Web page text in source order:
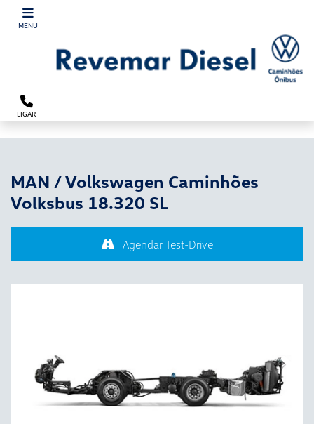
MENU
LIGAR
MAN / Volkswagen Caminhões
Volksbus 18.320 SL
Agendar Test-Drive
Anterior